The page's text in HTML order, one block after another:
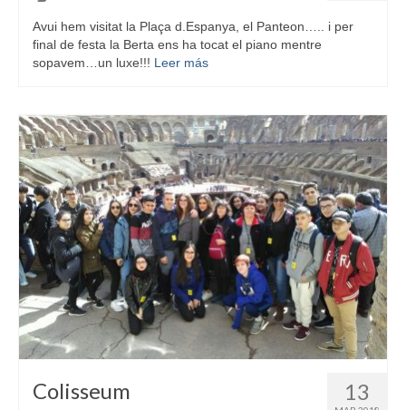
Avui hem visitat la Plaça d.Espanya, el Panteon….. i per
final de festa la Berta ens ha tocat el piano mentre
sopavem…un luxe!!! Leer más
13
Colisseum